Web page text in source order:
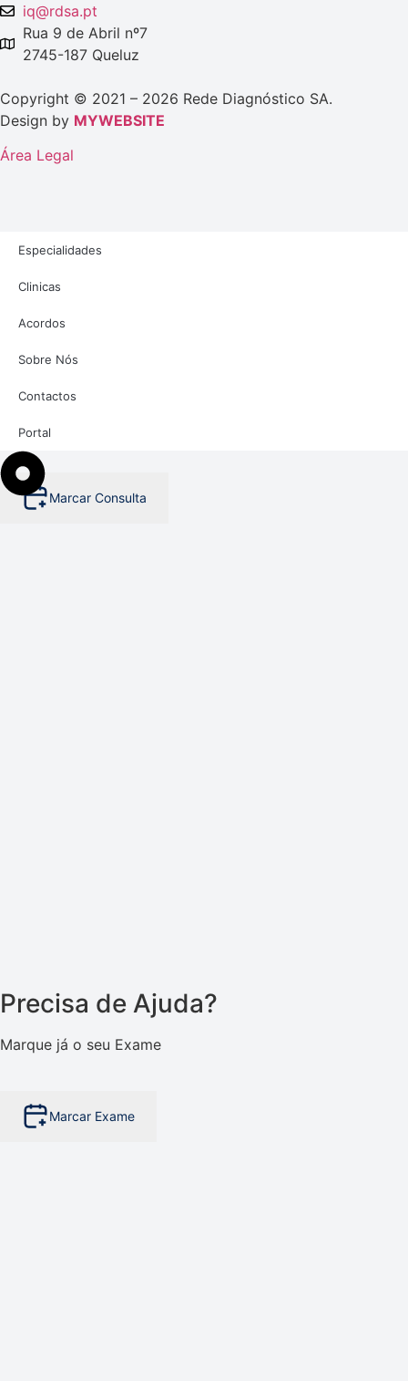
iq@rdsa.pt
Rua 9 de Abril nº7
2745-187 Queluz
Copyright © 2021 – 2026 Rede Diagnóstico SA.
Design by MYWEBSITE
Área Legal
Especialidades
Clinicas
Acordos
Sobre Nós
Contactos
Portal
Marcar Consulta
Precisa de Ajuda?
Marque já o seu Exame
Marcar Exame